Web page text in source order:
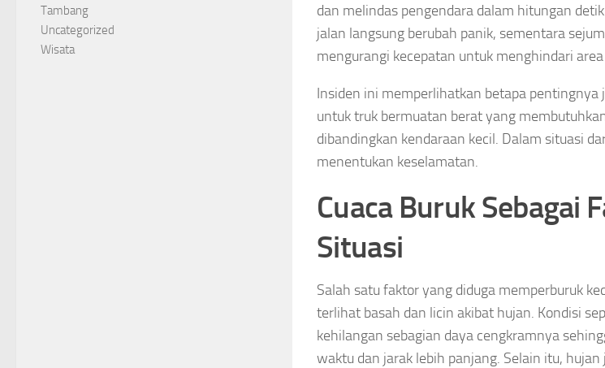
dan melindas pengendara dalam hitungan
jalan langsung berubah panik, sementara
mengurangi kecepatan untuk menghindari
Insiden ini memperlihatkan betapa
untuk truk bermuatan berat yang
dibandingkan kendaraan kecil. Dalam situasi
menentukan keselamatan.
Cuaca Buruk Sebagai
Situasi
Salah satu faktor yang diduga memperburuk
terlihat basah dan licin akibat hujan. Kondisi
kehilangan sebagian daya cengkramnya
waktu dan jarak lebih panjang. Selain itu,
Tambang
Uncategorized
Wisata